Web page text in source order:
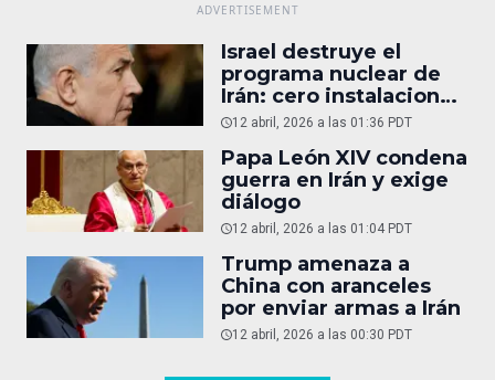
Israel destruye el
programa nuclear de
Irán: cero instalaciones
operativas
12 abril, 2026 a las 01:36 PDT
Papa León XIV condena
guerra en Irán y exige
diálogo
12 abril, 2026 a las 01:04 PDT
Trump amenaza a
China con aranceles
por enviar armas a Irán
12 abril, 2026 a las 00:30 PDT